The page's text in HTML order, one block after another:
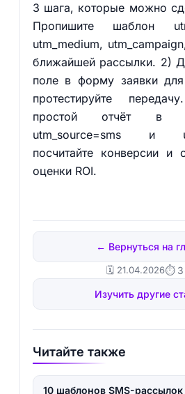
3 шага, которые можно
Пропишите шаблон
utm_medium,
ближайшей рассылки. 2)
поле в форму заявки
протестируйте
простой отчёт в
utm_source=sms и
посчитайте конверсии и
оценки ROI.
← Вернуться на
🗓️ 21.04.2026⏱ 3
Изучить другие
Читайте также
10 шаблонов SMS-рассылок